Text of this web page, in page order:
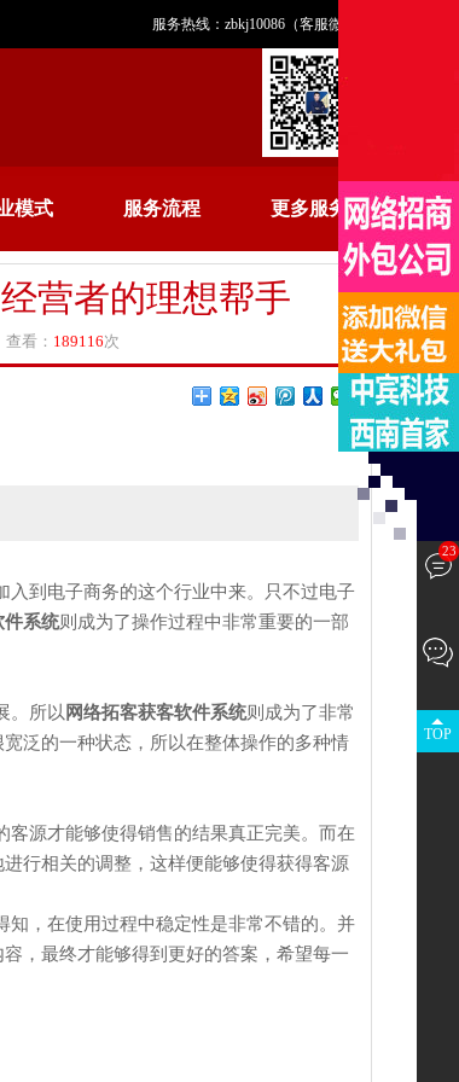
服务热线：zbkj10086（客服微信）
模式 服务流程 更多服务
营者的理想帮手
看： 189116次
到电子商务的这个行业中来。只不过电子
件系统则成为了操作过程中非常重要的一部
。所以 网络拓客获客软件系统则成为了非常
泛的一种状态，所以在整体操作的多种情
源才能够使得销售的结果真正完美。而在
行相关的调整，这样便能够使得获得客源
知，在使用过程中稳定性是非常不错的。并
，最终才能够得到更好的答案，希望每一
23
TOP